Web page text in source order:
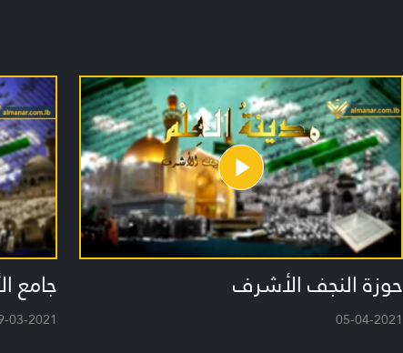
حوزة النجف الأشرف
05-04-2021
جامع
03-2021